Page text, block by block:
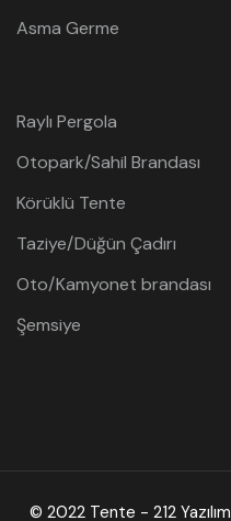
Asma Germe
Raylı Pergola
Otopark/Sahil Brandası
Körüklü Tente
Taziye/Düğün Çadırı
Oto/Kamyonet brandası
Şemsiye
© 2022 Tente - 212 Yazılım